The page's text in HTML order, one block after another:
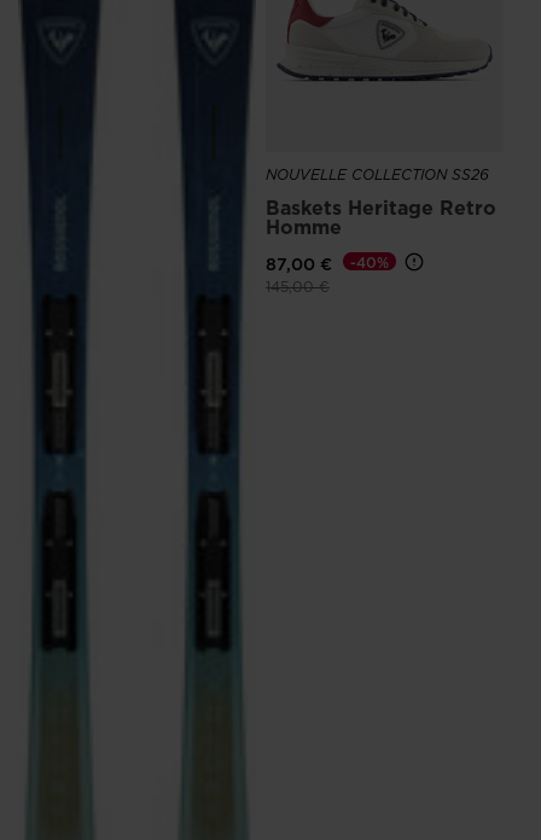
NOUVELLE COLLECTION SS26
Baskets Heritage Retro
Homme
87,00 €
Prix réduit de
145,00 €à
-40%